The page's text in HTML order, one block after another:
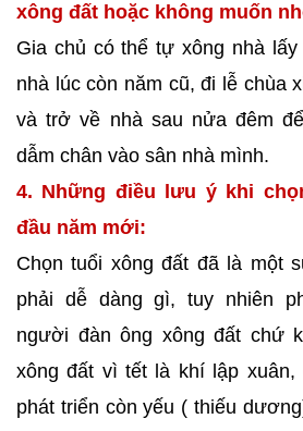
xông đất hoặc không muốn
Gia chủ có thể tự xông nhà
nhà lúc còn năm cũ, đi lễ chùa
và trở về nhà sau nửa đêm
dẫm chân vào sân nhà mình.
4. Những điều lưu ý khi
đầu năm mới:
Chọn tuổi xông đất đã là một
phải dễ dàng gì, tuy nhiên
người đàn ông xông đất chứ
xông đất vì tết là khí lập
phát triển còn yếu ( thiếu